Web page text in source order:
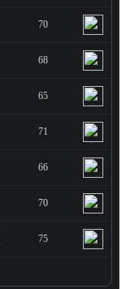
70
68
65
71
66
70
75